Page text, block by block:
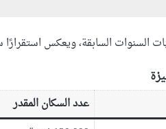
السنوات السابقة، ويعكس استقرارًا
عدد السكان المقدر